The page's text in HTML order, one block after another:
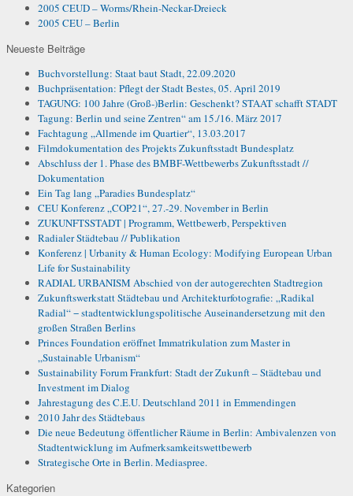
2005 CEUD – Worms/Rhein-Neckar-Dreieck
2005 CEU – Berlin
Neueste Beiträge
Buchvorstellung: Staat baut Stadt, 22.09.2020
Buchpräsentation: Pflegt der Stadt Bestes, 05. April 2019
TAGUNG: 100 Jahre (Groß-)Berlin: Geschenkt? STAAT schafft STADT
Tagung: Berlin und seine Zentren“ am 15./16. März 2017
Fachtagung „Allmende im Quartier“, 13.03.2017
Filmdokumentation des Projekts Zukunftsstadt Bundesplatz
Abschluss der 1. Phase des BMBF-Wettbewerbs Zukunftsstadt //
Dokumentation
Ein Tag lang „Paradies Bundesplatz“
CEU Konferenz „COP21“, 27.-29. November in Berlin
ZUKUNFTSSTADT | Programm, Wettbewerb, Perspektiven
Radialer Städtebau // Publikation
Konferenz | Urbanity & Human Ecology: Modifying European Urban
Life for Sustainability
RADIAL URBANISM Abschied von der autogerechten Stadtregion
Zukunftswerkstatt Städtebau und Architekturfotografie: „Radikal
Radial“ − stadtentwicklungspolitische Auseinandersetzung mit den
großen Straßen Berlins
Princes Foundation eröffnet Immatrikulation zum Master in
„Sustainable Urbanism“
Sustainability Forum Frankfurt: Stadt der Zukunft – Städtebau und
Investment im Dialog
Jahrestagung des C.E.U. Deutschland 2011 in Emmendingen
2010 Jahr des Städtebaus
Die neue Bedeutung öffentlicher Räume in Berlin: Ambivalenzen von
Stadtentwicklung im Aufmerksamkeitswettbewerb
Strategische Orte in Berlin. Mediaspree.
Kategorien